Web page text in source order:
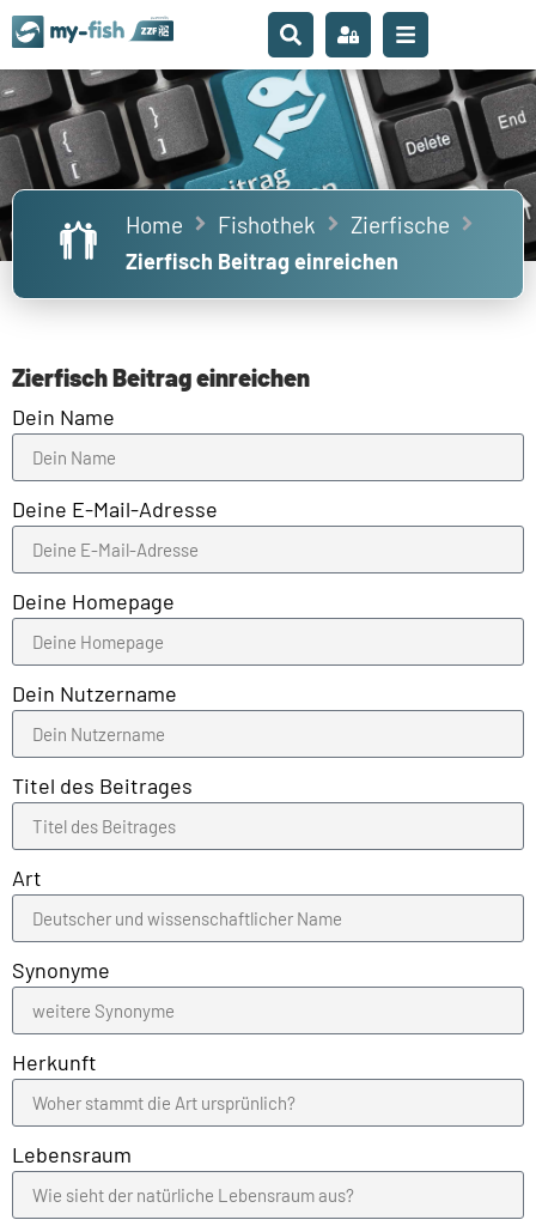
Home Fishothek Zierfische
Zierfisch Beitrag einreichen
Zierfisch Beitrag einreichen
Dein Name
Deine E-Mail-Adresse
Deine Homepage
Dein Nutzername
Titel des Beitrages
Art
Synonyme
Herkunft
Lebensraum